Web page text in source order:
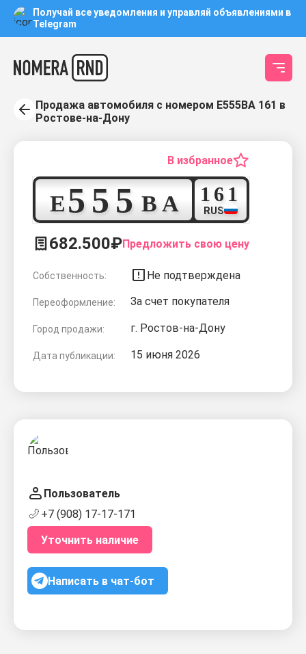
Получай все уведомления и управляй объявлениями в
Telegram
Продажа автомобиля с номером Е555ВА 161 в
Ростове-на-Дону
В избранное
Е5
5
5
ВА1
61
RUS
682.500₽Предложить свою цену
Собственность: Не подтверждена
Переоформление: За счет покупателя
Город продажи: г. Ростов-на-Дону
Дата публикации: 15 июня 2026
Пользователь
+7 (908) 17-17-171
Уточнить наличие
Написать в чат-бот